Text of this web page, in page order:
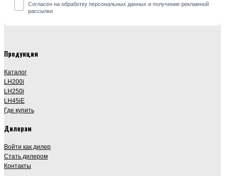
Согласен на обработку персональных данных и получение рекламной
рассылки
Продукция
Каталог
LH200i
LH250i
LH45iE
Где купить
Дилерам
Войти как дилер
Стать дилером
Контакты